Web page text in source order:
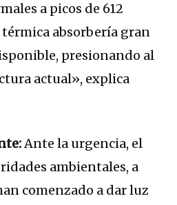
a picos de 612
absorbería gran
presionando al
actual», explica
Ante la urgencia, el
ambientales, a
comenzado a dar luz